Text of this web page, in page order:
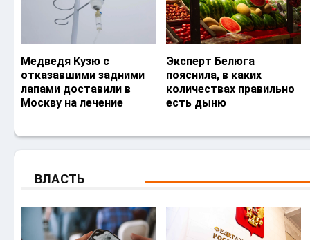
Медведя Кузю с
отказавшими задними
лапами доставили в
Москву на лечение
Эксперт Белюга
пояснила, в каких
количествах правильно
есть дыню
ВЛАСТЬ